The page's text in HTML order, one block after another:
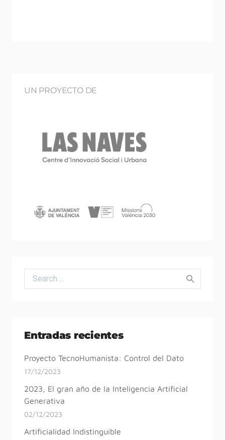
UN PROYECTO DE
Search for:
Entradas recientes
Proyecto TecnoHumanista: Control del Dato
17/12/2023
2023, El gran año de la Inteligencia Artificial
Generativa
02/12/2023
Artificialidad Indistinguible